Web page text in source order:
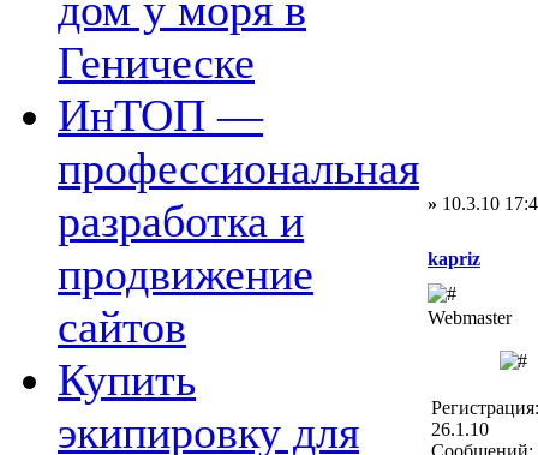
Геническе
ИнТОП —
профессиональная
разработка и
продвижение
сайтов
Купить
экипировку для
» 10.3.10
kapriz
Webmaster
Регистрация:
26.1.10
Сообщений: